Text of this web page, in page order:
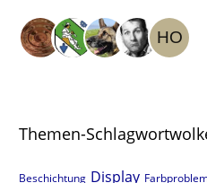
Themen-
Beschichtung Display